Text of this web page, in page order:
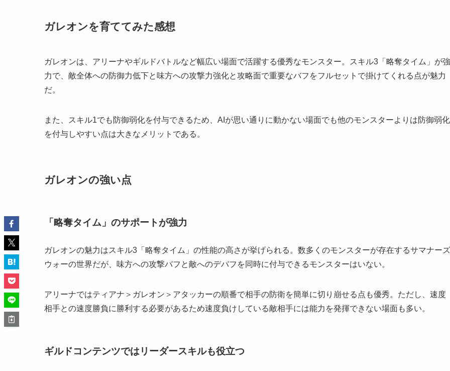
ガレオンを育ててみた感想
ガレオンは、アリーナやギルドバトルなど幅広い場面で活躍する優秀なモンスター。スキル3「略奪タイム」が強
力で、敵全体への防御力低下と味方への攻撃力強化と攻略面で重要なバフをフルセットで掛けてくれる点が魅力
だ。
また、スキル1でも防御弱化を付与できるため、AIが思い通りに動かない場面でも他のモンスターよりは防御弱化
を付与しやすい点は大きなメリットである。
ガレオンの強い点
「略奪タイム」のサポートが強力
ガレオンの魅力はスキル3「略奪タイム」の性能の高さが挙げられる。数多くのモンスターが存在するサマナーズ
ウォーの世界だが、味方への攻撃バフと敵へのデバフを同時に付与できるモンスターはいない。
アリーナではティアナ＞ガレオン＞アタッカーの順番で相手の防衛を簡単に切り崩せる点も優秀。ただし、速度
相手との速度勝負に勝利する必要があるため速度負けしている敵相手には能力を発揮できない場面も多い。
ギルドコンテンツではリーダースキルも役立つ